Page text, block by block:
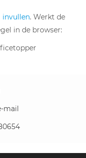
invullen. Werkt de
in de browser:
mail